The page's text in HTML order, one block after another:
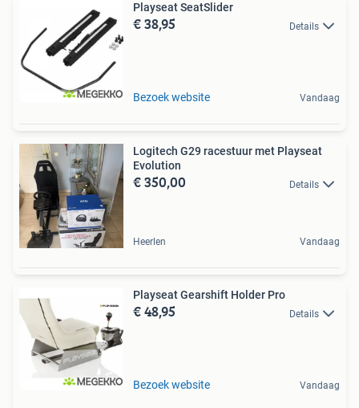
Playseat SeatSlider
€ 38,95 Details
Bezoek website Vandaag
Logitech G29 racestuur met Playseat
Evolution
€ 350,00 Details
Heerlen Vandaag
Playseat Gearshift Holder Pro
€ 48,95 Details
Bezoek website Vandaag